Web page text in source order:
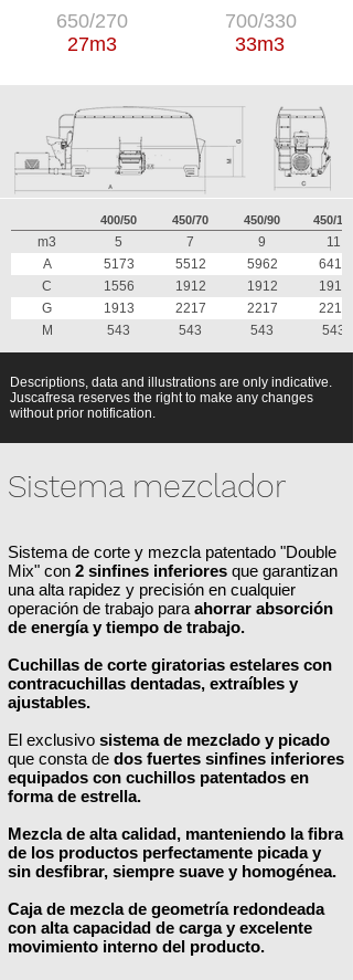
650/270
27m3
700/330
33m3
400/50 450/70 450/90 450/110
m3 5 7 9
11
A
5173 5512 5962
6412
C
1556 1912 1912
1912
G
1913 2217 2217
2217
M
543 543 543 543
Descriptions, data and illustrations are only indicative.
Juscafresa reserves the right to make any changes
without prior notification.
Sistema mezclador
Sistema de corte y mezcla patentado "Double
Mix" con 2 sinfines inferiores que garantizan
una alta rapidez y precisión en cualquier
operación de trabajo para ahorrar absorción
de energía y tiempo de trabajo.
Cuchillas de corte giratorias estelares con
contracuchillas dentadas, extraíbles y
ajustables.
El exclusivo sistema de mezclado y picado
que consta de dos fuertes sinfines inferiores
equipados con cuchillos patentados en
forma de estrella.
Mezcla de alta calidad, manteniendo la fibra
de los productos perfectamente picada y
sin desfibrar, siempre suave y homogénea.
Caja de mezcla de geometría redondeada
con alta capacidad de carga y excelente
movimiento interno del producto.